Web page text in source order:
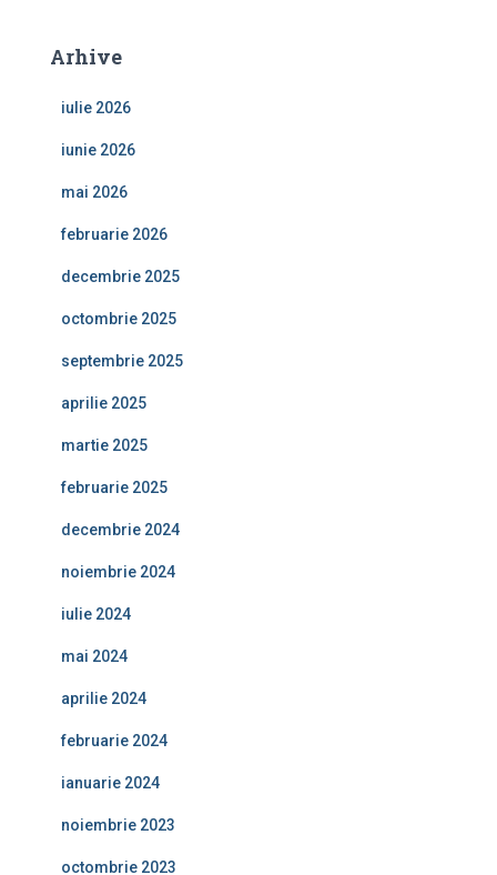
Arhive
iulie 2026
iunie 2026
mai 2026
februarie 2026
decembrie 2025
octombrie 2025
septembrie 2025
aprilie 2025
martie 2025
februarie 2025
decembrie 2024
noiembrie 2024
iulie 2024
mai 2024
aprilie 2024
februarie 2024
ianuarie 2024
noiembrie 2023
octombrie 2023